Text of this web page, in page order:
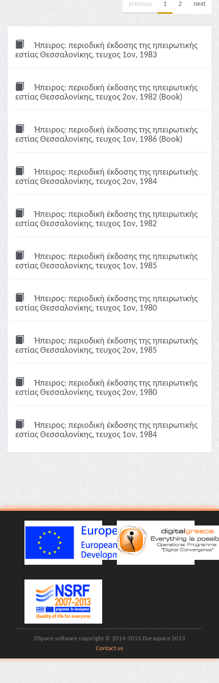
previous 1 2 next
Ήπειρος: περιοδική έκδοσης της ηπειρωτικής
εστίας Θεσσαλονίκης, τευχος 1ον, 1983
Ήπειρος: περιοδική έκδοσης της ηπειρωτικής
εστίας Θεσσαλονίκης, τευχος 2ον, 1982 (Book)
Ήπειρος: περιοδική έκδοσης της ηπειρωτικής
εστίας Θεσσαλονίκης, τευχος 1ον, 1986 (Book)
Ήπειρος: περιοδική έκδοσης της ηπειρωτικής
εστίας Θεσσαλονίκης, τευχος 2ον, 1984
Ήπειρος: περιοδική έκδοσης της ηπειρωτικής
εστίας Θεσσαλονίκης, τευχος 1ον, 1982
Ήπειρος: περιοδική έκδοσης της ηπειρωτικής
εστίας Θεσσαλονίκης, τευχος 1ον, 1985
Ήπειρος: περιοδική έκδοσης της ηπειρωτικής
εστίας Θεσσαλονίκης, τευχος 1ον, 1980
Ήπειρος: περιοδική έκδοσης της ηπειρωτικής
εστίας Θεσσαλονίκης, τευχος 2ον, 1985
Ήπειρος: περιοδική έκδοσης της ηπειρωτικής
εστίας Θεσσαλονίκης, τευχος 2ον, 1980
Ήπειρος: περιοδική έκδοσης της ηπειρωτικής
εστίας Θεσσαλονίκης, τευχος 1ον, 1984
DSpace software copyright © 2014-2015 Duraspace 2013
Contact us